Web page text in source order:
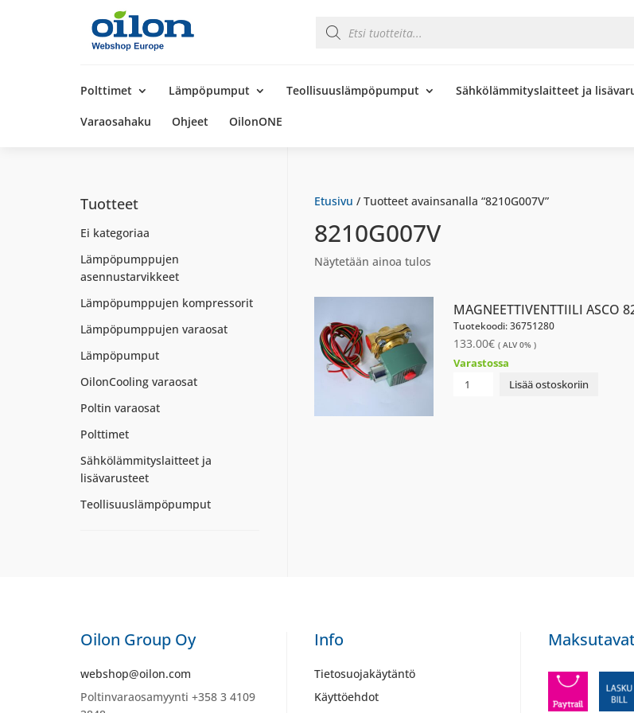
search
Polttimet Lämpöpumput Teollisuuslämpöpumput Sähkölämmityslaitteet ja
Varaosahaku Ohjeet OilonONE
Etusivu / Tuotteet avainsanalla “8210G007V”
8210G007V
Näytetään ainoa tulos
MAGNEETTIVENTTIILI ASCO
Tuotekoodi: 36751280
133.00€ ( ALV 0% )
Varastossa
MAGNEETTIVENTTIILI
Lisää ostoskoriin
Tuotteet
Ei kategoriaa
Lämpöpumppujen
asennustarvikkeet
Lämpöpumppujen kompressorit
Lämpöpumppujen varaosat
Lämpöpumput
OilonCooling varaosat
Poltin varaosat
Polttimet
Sähkölämmityslaitteet ja
lisävarusteet
Teollisuuslämpöpumput
Oilon Group Oy
webshop@oilon.com
Poltinvaraosamyynti +358 3 4109
Info
Tietosuojakäytäntö
Käyttöehdot
Maksutavat